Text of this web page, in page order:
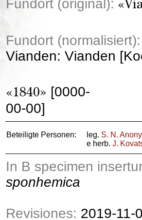
Fundort (original):
Fundort (normalisiert):
Vianden: Vianden
«1840» [0000-
00-00]
Beteiligte Personen: leg. S. N.
e herb. J.
In B specimen
sponhemica
Revisiones: 2019-11-